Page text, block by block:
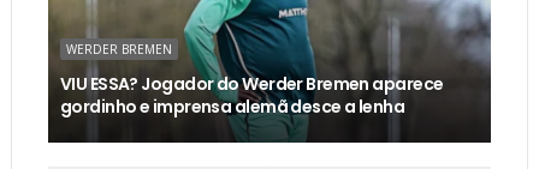
WERDER BREMEN
VIU ESSA? Jogador do Werder Bremen aparece
gordinho e imprensa alemã desce a lenha